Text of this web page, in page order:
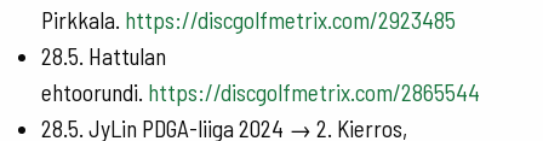
Pirkkala. https://discgolfmetrix.com/2923485
28.5. Hattulan
ehtoorundi. https://discgolfmetrix.com/2865544
28.5. JyLin PDGA-liiga 2024 → 2. Kierros,